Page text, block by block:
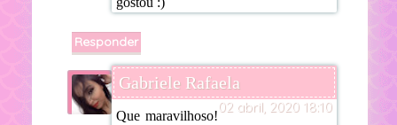
Responder
Gabriele Rafaela
02 abril, 2020 18:10
Que maravilhoso!